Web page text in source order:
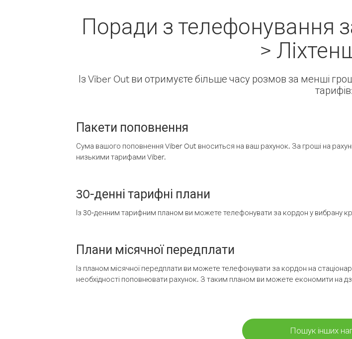
Поради з телефонування
>
Із Viber Out ви отримуєте більше часу розмов за менші
Пакети поповнення
Сума вашого поповнення Viber Out вноситься на ваш рахунок. За гроші на
низькими тарифами Viber.
30-денні тарифні плани
Із 30-денним тарифним планом ви можете телефонувати за кордон у вибрану
Плани місячної передплати
Із планом місячної передплати ви можете телефонувати за кордон на
необхідності поповнювати рахунок. З таким планом ви можете економити на
Пошук інших